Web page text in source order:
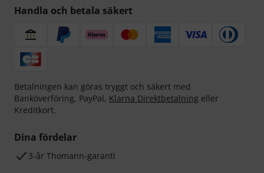
Handla och betala säkert
Betalningen kan göras tryggt och säkert med
Banköverföring, PayPal, Klarna Direktbetalning eller
Kreditkort.
Dina fördelar
3-år Thomann-garanti